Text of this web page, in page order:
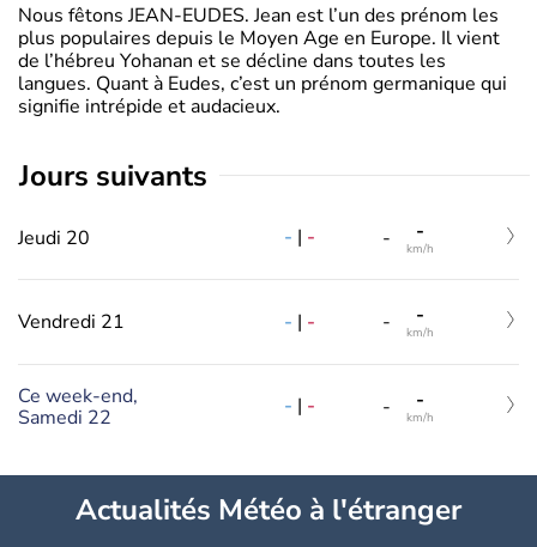
Nous fêtons JEAN-EUDES. Jean est l’un des prénom les
plus populaires depuis le Moyen Age en Europe. Il vient
de l’hébreu Yohanan et se décline dans toutes les
langues. Quant à Eudes, c’est un prénom germanique qui
signifie intrépide et audacieux.
jours suivants
Jeudi 20 - | - - -
km/h
Vendredi 21 - | - - -
km/h
Ce week-end,
Samedi 22
- | - - -
km/h
Actualités Météo à l'étranger